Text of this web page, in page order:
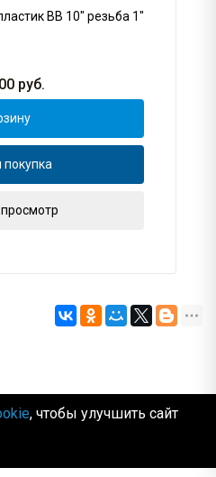
BB 10" резьба 1"
руб.
покупка
центр
, чтобы улучшить сайт